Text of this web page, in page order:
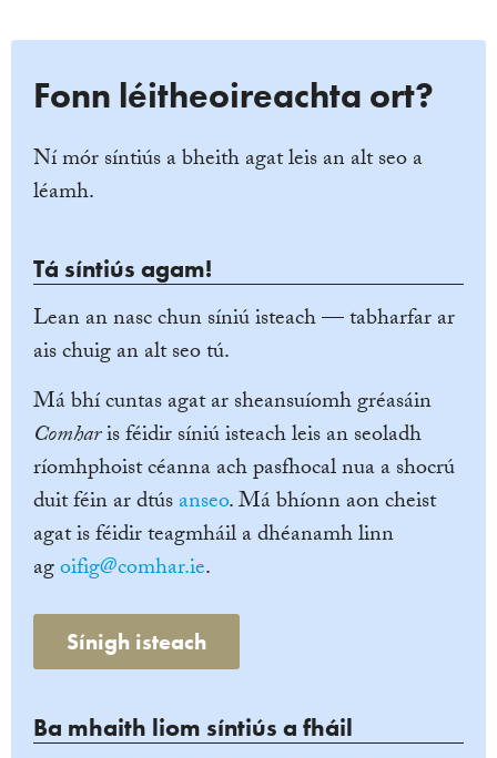
Fonn léitheoireachta ort?
Ní mór síntiús a bheith agat leis an alt seo a
léamh.
Tá síntiús agam!
Lean an nasc chun síniú isteach — tabharfar ar
ais chuig an alt seo tú.
Má bhí cuntas agat ar sheansuíomh gréasáin
Comharis féidir síniú isteach leis an seoladh
ríomhphoist céanna ach pasfhocal nua a shocrú
duit féin ar dtúsanseo. Má bhíonn aon cheist
agat is féidir teagmháil a dhéanamh linn
agoifig@comhar.ie.
Sínigh isteach
Ba mhaith liom síntiús a fháil